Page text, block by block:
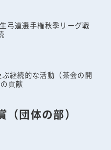
弓道選手権秋季リーグ戦
継続的な活動（茶会の開
貢献
団体の部）